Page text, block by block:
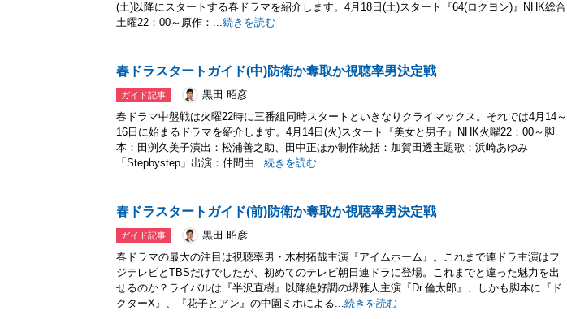
(土)以降にスタートする春ドラマを紹介します。4月18日(土)スタート『64(ロクヨン)』NHK総合
土曜22：00～原作：...続きを読む
春ドラスタートガイド(中)防衛か奪取か視聴率男決定戦
ガイド記事
黒田 昭彦
春ドラマ中盤戦は火曜22時に三番組同時スタートといきなりクライマックス。それでは4月14～
16日に始まるドラマを紹介します。4月14日(火)スタート『美女と男子』NHK火曜22：00～脚
本：田渕久美子演出：松浦善之助、田中正ほか制作統括：加賀田透主題歌：浜崎あゆみ
「Stepbystep」出演：仲間由...続きを読む
春ドラスタートガイド(前)防衛か奪取か視聴率男決定戦
ガイド記事
黒田 昭彦
春ドラマの最大の注目は視聴率男・木村拓哉主演『アイムホーム』。これまで連ドラ主演はフ
ジテレビとTBSだけでしたが、初めてのテレビ朝日連ドラに登場。これまでと違った魅力を出
せるのか？ライバルは『半沢直樹』以降絶好調の堺雅人主演『Dr.倫太郎』、しかも脚本に『ド
クターX』、『花子とアン』の中園ミホによる...続きを読む